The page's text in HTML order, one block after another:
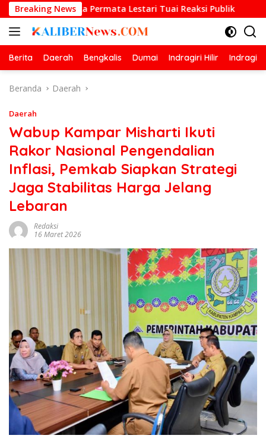
Langsung
ke
konten
Breaking News
Permata Lestari Tuai Reaksi Publik Prestasi
Berita Daerah Bengkalis Dumai Indragiri Hilir Indragiri
Beranda Daerah
Daerah
Wabup Kampar Misharti Ikuti
Rakor Nasional Pengendalian
Inflasi, Pemkab Siapkan Strategi
Jaga Stabilitas Harga Jelang
Lebaran
Redaksi
16 Maret 2026